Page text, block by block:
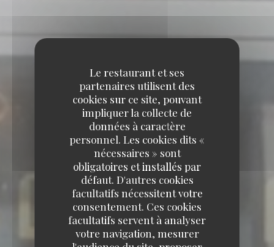
Le restaurant et ses
partenaires utilisent des
cookies sur ce site, pouvant
impliquer la collecte de
données à caractère
personnel. Les cookies dits «
nécessaires » sont
obligatoires et installés par
défaut. D'autres cookies
facultatifs nécessitent votre
consentement. Ces cookies
facultatifs servent à analyser
votre navigation, mesurer